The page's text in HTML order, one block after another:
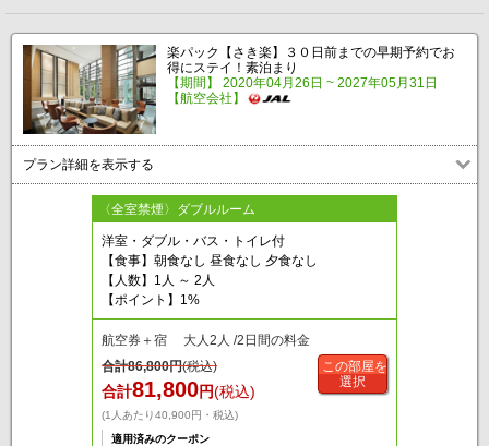
楽パック【さき楽】３０日前までの早期予約でお
得にステイ！素泊まり
【期間】 2020年04月26日 ~ 2027年05月31日
【航空会社】
プラン詳細を表示する
〈全室禁煙〉ダブルルーム
洋室・ダブル・バス・トイレ付
【食事】朝食なし 昼食なし 夕食なし
【人数】1人 ～ 2人
【ポイント】1%
航空券＋宿 大人2人 /2日間の料金
合計86,800円(税込)
合計81,800円(税込)
(1人あたり40,900円・税込)
適用済みのクーポン
この部屋を
選択